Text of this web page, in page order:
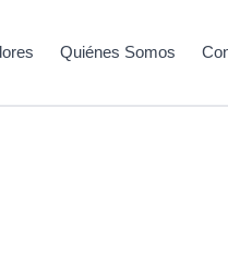
Quiénes Somos